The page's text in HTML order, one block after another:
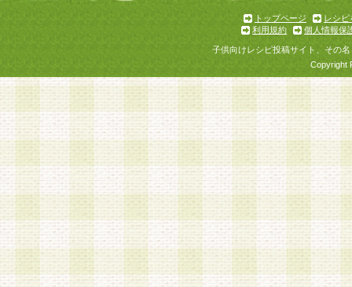
トップページ
レシピ
利用規約
個人情報保
子供向けレシピ投稿サイト、その
Copyright